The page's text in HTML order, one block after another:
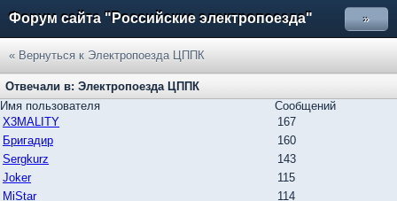
Форум сайта "Российские электропоезда" »
« Вернуться к Электропоезда ЦППК
Отвечали в: Электропоезда ЦППК
Имя пользователя
Сообщений
X3MALITY
167
Бригадир
160
Sergkurz
143
Joker
115
MiStar
114